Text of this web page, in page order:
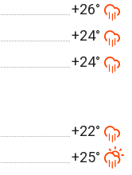
+26°
+24°
+24°
+22°
+25°